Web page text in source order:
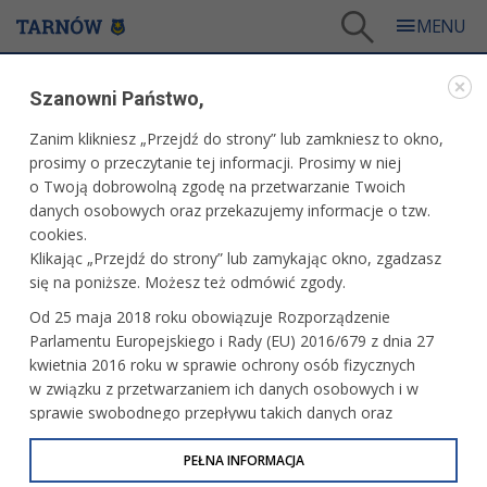
Ostatnie dni głosowania w Budżecie Obywatelskim Małopolski
WARTO PRZECZYTAĆ
OSTATNIE DNI GŁOSOWANIA W BUDŻECIE
OBYWATELSKIM MAŁOPOLSKI
08.06.2026, 10:13 Redakcja tarnow.pl
Jeszcze tylko do przyszłego poniedziałku, 15 czerwca
głosować można na projekty w ramach tegorocznego
Budżetu Obywatelskiego Województwa Małopolskiego.
Małopolanie już po raz dziewiąty mogą zadecydować, na
co przeznaczyć 16 milionów złotych i kształtować w ten
sposób swoje najbliższe otoczenie.
Szanowni Państwo,
Zanim klikniesz „Przejdź do strony” lub zamkniesz to okno,
prosimy o przeczytanie tej informacji. Prosimy w niej
o Twoją dobrowolną zgodę na przetwarzanie Twoich
danych osobowych oraz przekazujemy informacje o tzw.
cookies.
Klikając „Przejdź do strony” lub zamykając okno, zgadzasz
się na poniższe. Możesz też odmówić zgody.
Od 25 maja 2018 roku obowiązuje Rozporządzenie
Parlamentu Europejskiego i Rady (EU) 2016/679 z dnia 27
kwietnia 2016 roku w sprawie ochrony osób fizycznych
w związku z przetwarzaniem ich danych osobowych i w
sprawie swobodnego przepływu takich danych oraz
uchylenia dyrektywy 95/46/WE (określane jako RODO, GDPR
lub Ogólne Rozporządzenie o Ochronie Danych
PEŁNA INFORMACJA